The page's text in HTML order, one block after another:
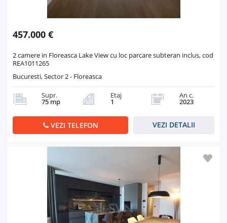
457.000 €
2 camere in Floreasca Lake View cu loc parcare subteran inclus, cod
REA1011265
Bucuresti, Sector 2 - Floreasca
Supr.
75 mp
Etaj
1
An c.
2023
VEZI TELEFON VEZI DETALII